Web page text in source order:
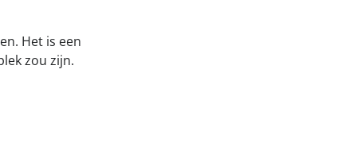
Het is een
zou zijn.